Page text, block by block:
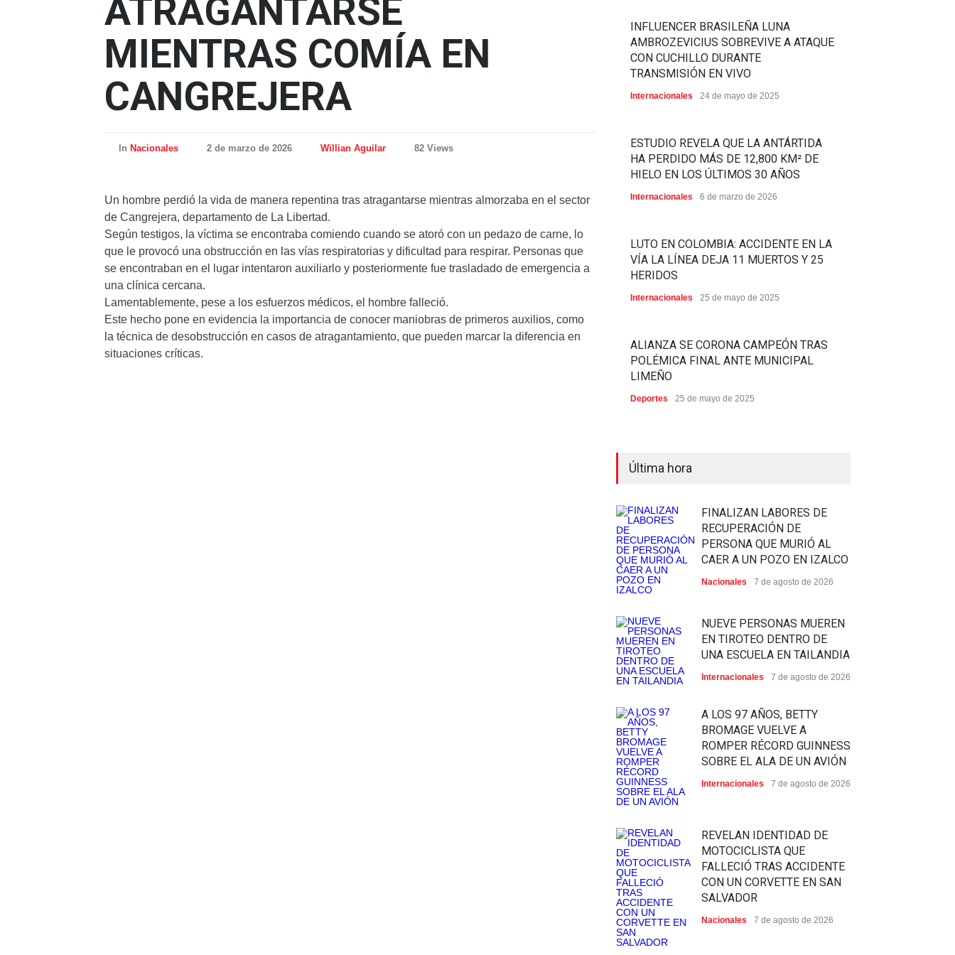
ATRAGANTARSE
MIENTRAS COMÍA EN
CANGREJERA
In Nacionales 2 de marzo de 2026 Willian Aguilar 82 Views
Un hombre perdió la vida de manera repentina tras atragantarse mientras almorzaba en el sector
de Cangrejera, departamento de La Libertad.
Según testigos, la víctima se encontraba comiendo cuando se atoró con un pedazo de carne, lo
que le provocó una obstrucción en las vías respiratorias y dificultad para respirar. Personas que
se encontraban en el lugar intentaron auxiliarlo y posteriormente fue trasladado de emergencia a
una clínica cercana.
Lamentablemente, pese a los esfuerzos médicos, el hombre falleció.
Este hecho pone en evidencia la importancia de conocer maniobras de primeros auxilios, como
la técnica de desobstrucción en casos de atragantamiento, que pueden marcar la diferencia en
situaciones críticas.
INFLUENCER BRASILEÑA LUNA
AMBROZEVICIUS SOBREVIVE A ATAQUE
CON CUCHILLO DURANTE
TRANSMISIÓN EN VIVO
Internacionales 24 de mayo de 2025
ESTUDIO REVELA QUE LA ANTÁRTIDA
HA PERDIDO MÁS DE 12,800 KM² DE
HIELO EN LOS ÚLTIMOS 30 AÑOS
Internacionales 6 de marzo de 2026
LUTO EN COLOMBIA: ACCIDENTE EN LA
VÍA LA LÍNEA DEJA 11 MUERTOS Y 25
HERIDOS
Internacionales 25 de mayo de 2025
ALIANZA SE CORONA CAMPEÓN TRAS
POLÉMICA FINAL ANTE MUNICIPAL
LIMEÑO
Deportes 25 de mayo de 2025
Última hora
FINALIZAN LABORES DE
RECUPERACIÓN DE
PERSONA QUE MURIÓ AL
CAER A UN POZO EN IZALCO
Nacionales 7 de agosto de 2026
NUEVE PERSONAS MUEREN
EN TIROTEO DENTRO DE
UNA ESCUELA EN TAILANDIA
Internacionales 7 de agosto de 2026
A LOS 97 AÑOS, BETTY
BROMAGE VUELVE A
ROMPER RÉCORD GUINNESS
SOBRE EL ALA DE UN AVIÓN
Internacionales 7 de agosto de 2026
REVELAN IDENTIDAD DE
MOTOCICLISTA QUE
FALLECIÓ TRAS ACCIDENTE
CON UN CORVETTE EN SAN
SALVADOR
Nacionales 7 de agosto de 2026